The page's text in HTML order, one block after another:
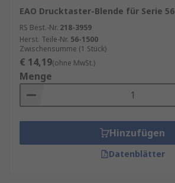
EAO Drucktaster-Blende für Serie 56
RS Best.-Nr. 218-3959
Herst. Teile-Nr. 56-1500
Zwischensumme (1 Stück)
€ 14,19(ohne MwSt.)
Menge
Hinzufügen
Datenblätter